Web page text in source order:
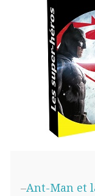
–Ant-Man et